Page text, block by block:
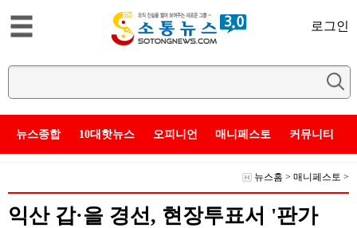
로그인
뉴스종합 10대핫뉴스 오피니언 매니페스토 커뮤니티
뉴스홈 > 매니페스토 >
익산 갑·을 경선, 현장투표서 '판가